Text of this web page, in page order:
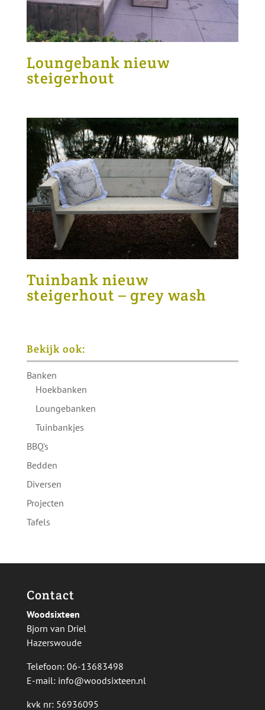
Loungebank nieuw
steigerhout
Tuinbank nieuw
steigerhout – grey wash
Bekijk ook:
Banken
Hoekbanken
Loungebanken
Tuinbankjes
BBQ's
Bedden
Diversen
Projecten
Tafels
Contact
Woodsixteen
Bjorn van Driel
Hazerswoude
Telefoon: 06-13683498
E-mail: info@woodsixteen.nl
kvk nr: 56936095